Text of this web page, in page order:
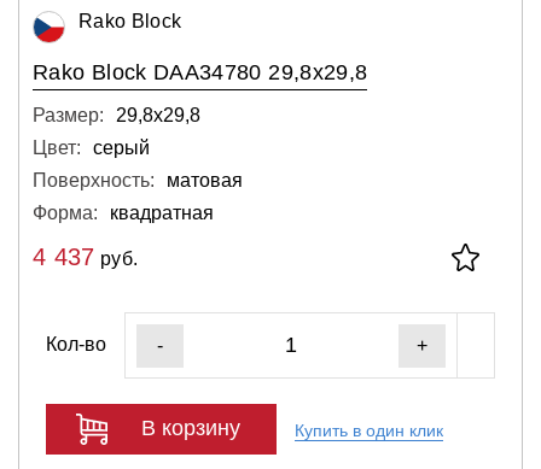
Rako Block
Rako Block DAA34780 29,8x29,8
Размер:
29,8х29,8
Цвет:
серый
Поверхность:
матовая
Форма:
квадратная
4 437 руб.
Кол-во - +
В корзину Купить в один клик